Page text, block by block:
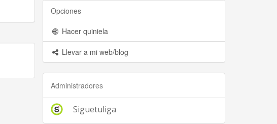
Opciones
Hacer quiniela
Llevar a mi web/blog
Administradores
Siguetuliga